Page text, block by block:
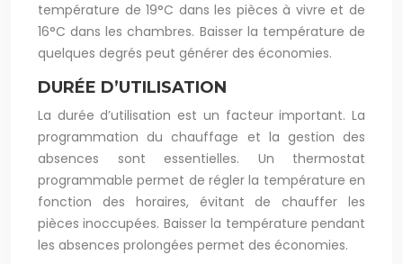
température de 19°C dans les pièces à vivre et de
16°C dans les chambres. Baisser la température de
quelques degrés peut générer des économies.
DURÉE D’UTILISATION
La durée d’utilisation est un facteur important. La
programmation du chauffage et la gestion des
absences sont essentielles. Un thermostat
programmable permet de régler la température en
fonction des horaires, évitant de chauffer les
pièces inoccupées. Baisser la température pendant
les absences prolongées permet des économies.